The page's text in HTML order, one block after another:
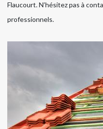
Flaucourt. N’hésitez pas à
professionnels.